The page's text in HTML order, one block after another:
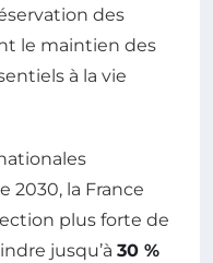
des
le maintien des
à la vie
2030, la France
plus forte de
jusqu’à 30 %